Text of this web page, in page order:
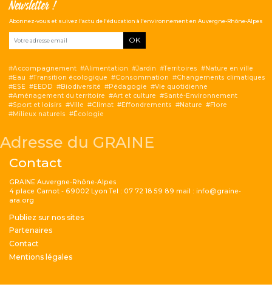
Newsletter !
Abonnez-vous et suivez l'actu de l'éducation à l'environnement en Auvergne-Rhône-Alpes
OK
Accompagnement Alimentation Jardin Territoires
Nature en ville
Eau
Transition écologique Consommation
Changements climatiques
ESE
EEDD Biodiversité Pédagogie
Vie quotidienne
Aménagement du territoire
Art et culture
Santé-Environnement
Sport et loisirs
Ville Climat Effondrements Nature
Flore
Milieux naturels
Écologie
Adresse du GRAINE
Contact
GRAINE Auvergne-Rhône-Alpes
4 place Carnot - 69002 Lyon Tel : 07 72 18 59 89 mail : info@graine-
ara.org
Menu Pied de page
Publiez sur nos sites
Partenaires
Contact
Mentions légales